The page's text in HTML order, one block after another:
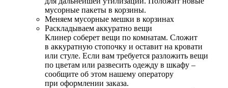
мусорные пакеты в корзины.
Меняем мусорные мешки в корзинах
Раскладываем аккуратно вещи
Клинер соберет вещи по комнатам. Сложит
в аккуратную стопочку и оставит на кровати
или стуле. Если вам требуется разложить вещи
по цветам или развесить одежду в шкафу –
сообщите об этом нашему оператору
при оформлении заказа.